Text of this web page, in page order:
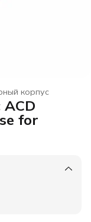
корпус
for